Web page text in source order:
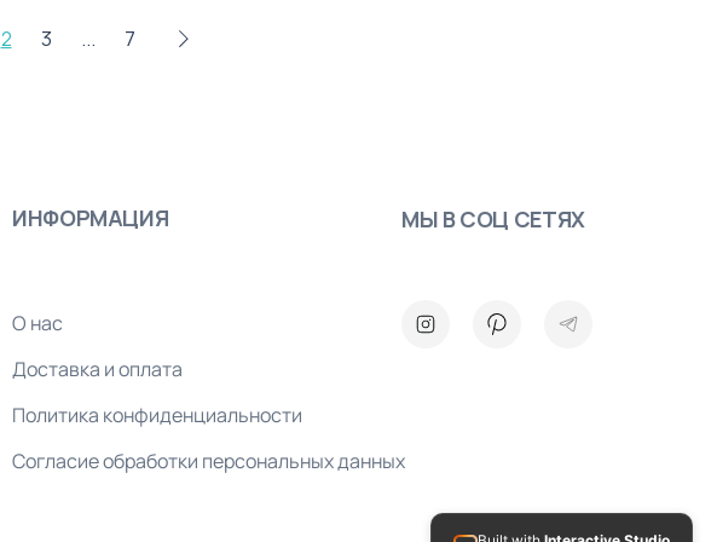
2 3 ... 7
ИНФОРМАЦИЯ МЫ В СОЦ СЕТЯХ
О нас
Доставка и оплата
Политика конфиденциальности
Согласие обработки персональных данных